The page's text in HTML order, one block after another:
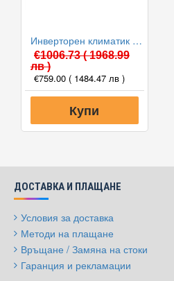
Инверторен климатик Cooper and Hunter CH-S12FTXD2-WP DAYTONA, 12000 BTU, Клас A++
€1006.73( 1968.99
лв )
€759.00 ( 1484.47 лв )
Купи
ДОСТАВКА И ПЛАЩАНЕ
Условия за доставка
Методи на плащане
Връщане / Замяна на стоки
Гаранция и рекламации